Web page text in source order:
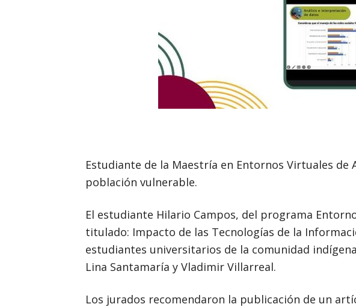
Estudiante de la Maestría en Entornos Virtuales
población vulnerable.
El estudiante Hilario Campos, del programa
titulado: Impacto de las Tecnologías de la
estudiantes universitarios de la comunidad
Lina Santamaría y Vladimir Villarreal.
Los jurados recomendaron la publicación de un